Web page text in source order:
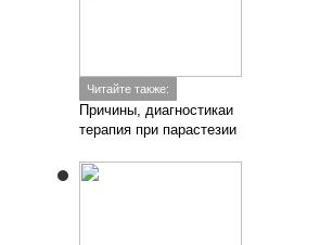
Читайте также:
Причины, диагностикаи
терапия при парастезии